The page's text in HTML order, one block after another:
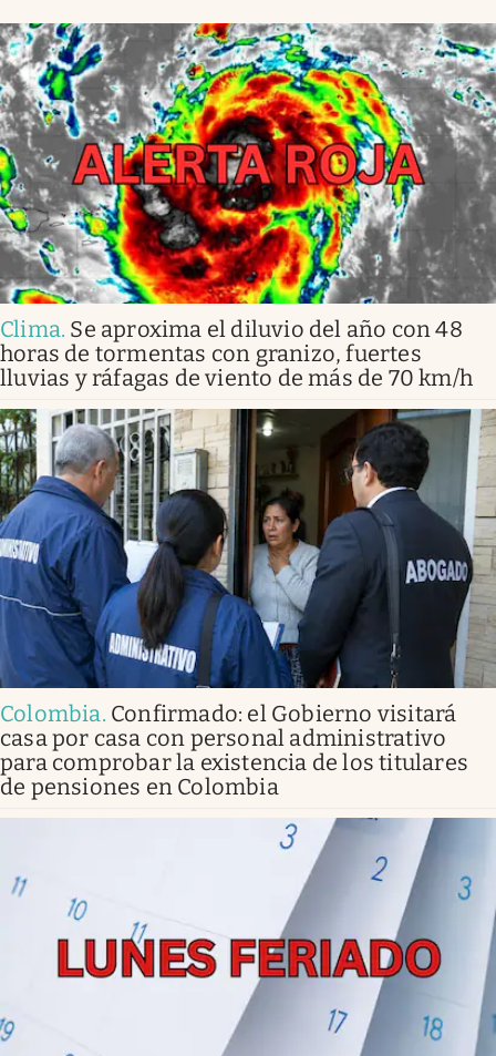
Clima. Se aproxima el diluvio del año con 48
horas de tormentas con granizo, fuertes
lluvias y ráfagas de viento de más de 70 km/h
Colombia. Confirmado: el Gobierno visitará
casa por casa con personal administrativo
para comprobar la existencia de los titulares
de pensiones en Colombia